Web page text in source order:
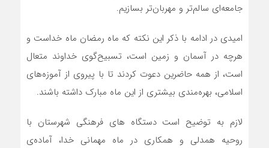
جامعه‌ای سالم‌تر و مهربان‌تر بسازیم.
امیدی در ادامه با ذکر این نکته که ماه رمضان ماه خداست و
هرچه در آسمان و زمین است، تسبیح‌گوی خداوند متعال
است، از همه حاضرین دعوت کردند تا با پیروی از آموزه‌های
اسلامی، بهره‌مندی بیشتری از این ماه مبارک داشته باشند.
لازم به توضیح است دستگاه های فرهنگی شهرستان با
روحیه همدلی و همکاری در ماه مهمانی خدا، آماده‌ی